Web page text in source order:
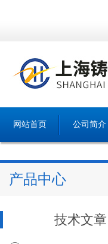
网站首页 公司简介
产品中心
技术文章